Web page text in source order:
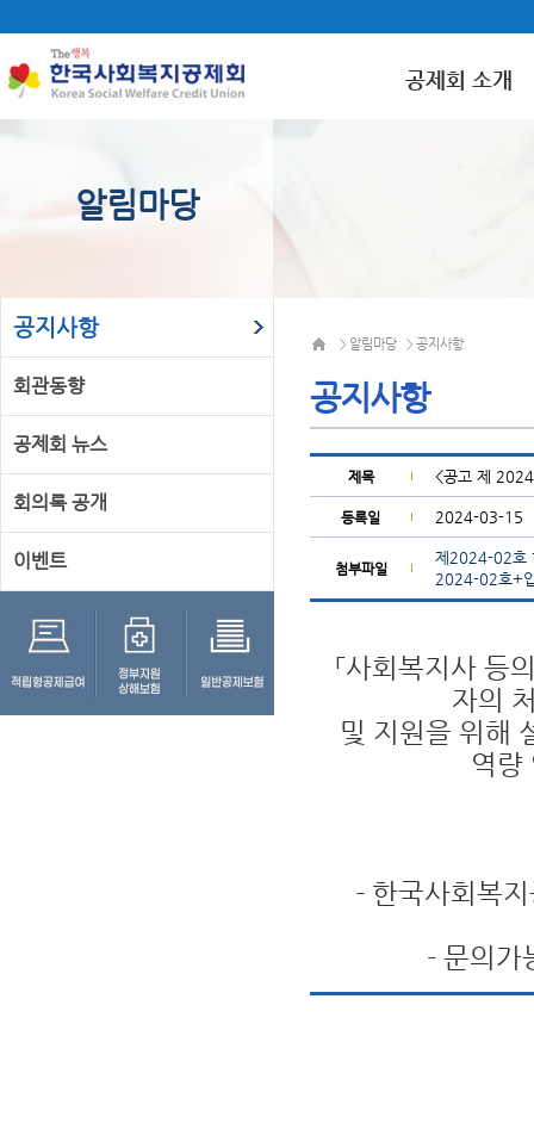
공제회 소개
알림마당
공지사항
회관동향
공제회 뉴스
회의록 공개
이벤트
> 알림마당 > 공지사항
공지사항
제목 <공고 제
등록일 2024-03-15
첨부파일
제2024-02호
2024-02호+
「사회복지사 등
자의
및 지원을 위해
역량
- 한국사회복
- 문의가